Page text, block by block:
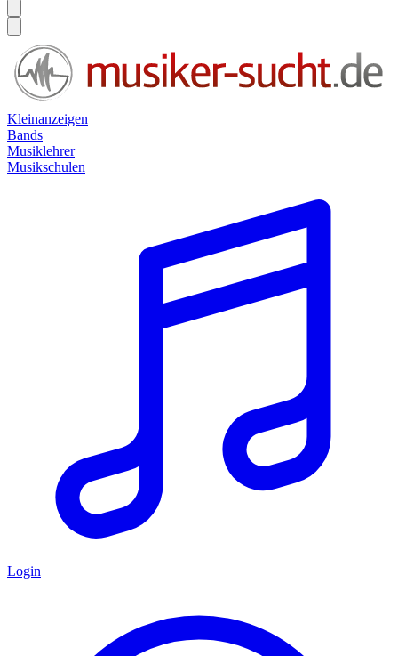
Kleinanzeigen
Bands
Musiklehrer
Musikschulen
Login